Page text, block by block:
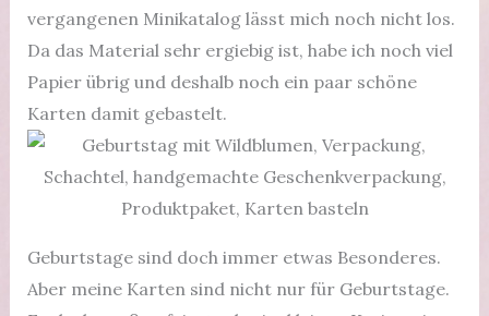
vergangenen Minikatalog lässt mich noch nicht los.
Da das Material sehr ergiebig ist, habe ich noch viel
Papier übrig und deshalb noch ein paar schöne
Karten damit gebastelt.
Geburtstage sind doch immer etwas Besonderes.
Aber meine Karten sind nicht nur für Geburtstage.